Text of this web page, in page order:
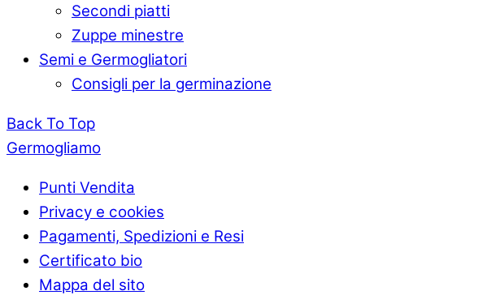
Secondi piatti
Zuppe minestre
Semi e Germogliatori
Consigli per la germinazione
Back To Top
Germogliamo
Punti Vendita
Privacy e cookies
Pagamenti, Spedizioni e Resi
Certificato bio
Mappa del sito